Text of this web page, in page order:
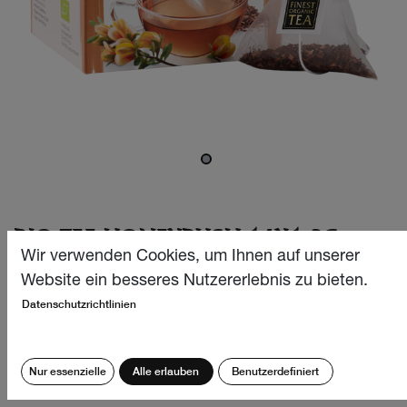
BIO TEE HONEYBUSH 14X1.3G
Ein geschmackvolles Geheimnis aus Südafrika, das in der
„grossen Bruder“ Rooibos anlehnt.
CHF6.40
Wir verwenden Cookies, um Ihnen auf unserer
Website ein besseres Nutzererlebnis zu bieten.
Datenschutzrichtlinien
Nur essenzielle Alle erlauben Benutzerdefiniert